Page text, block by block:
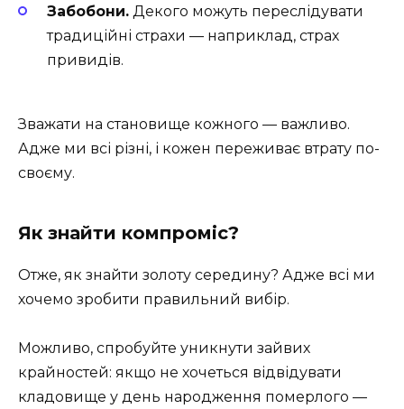
Забобони. Декого можуть переслідувати
традиційні страхи — наприклад, страх
привидів.
Зважати на становище кожного — важливо.
Адже ми всі різні, і кожен переживає втрату по-
своєму.
Як знайти компроміс?
Отже, як знайти золоту середину? Адже всі ми
хочемо зробити правильний вибір.
Можливо, спробуйте уникнути зайвих
крайностей: якщо не хочеться відвідувати
кладовище у день народження померлого —